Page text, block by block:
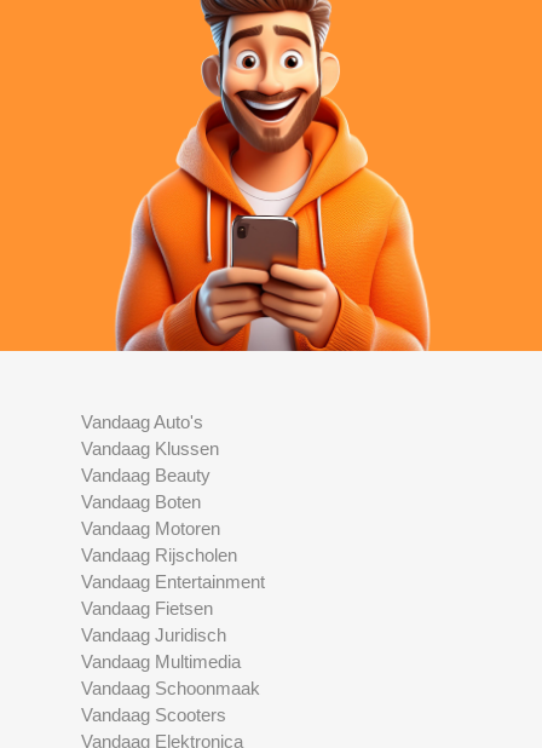
Vandaag Auto's
Vandaag Klussen
Vandaag Beauty
Vandaag Boten
Vandaag Motoren
Vandaag Rijscholen
Vandaag Entertainment
Vandaag Fietsen
Vandaag Juridisch
Vandaag Multimedia
Vandaag Schoonmaak
Vandaag Scooters
Vandaag Elektronica